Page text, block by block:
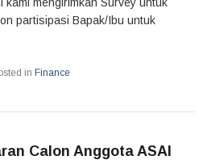
partisipasi Bapak/Ibu untuk
in Finance
Calon Anggota ASAI